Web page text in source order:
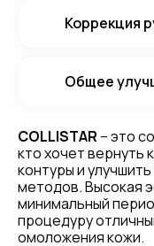
Коррекция
Общее
COLLISTAR – это
кто хочет вернуть
контуры и
методов. Высокая
минимальный
процедуру
омоложения кожи.